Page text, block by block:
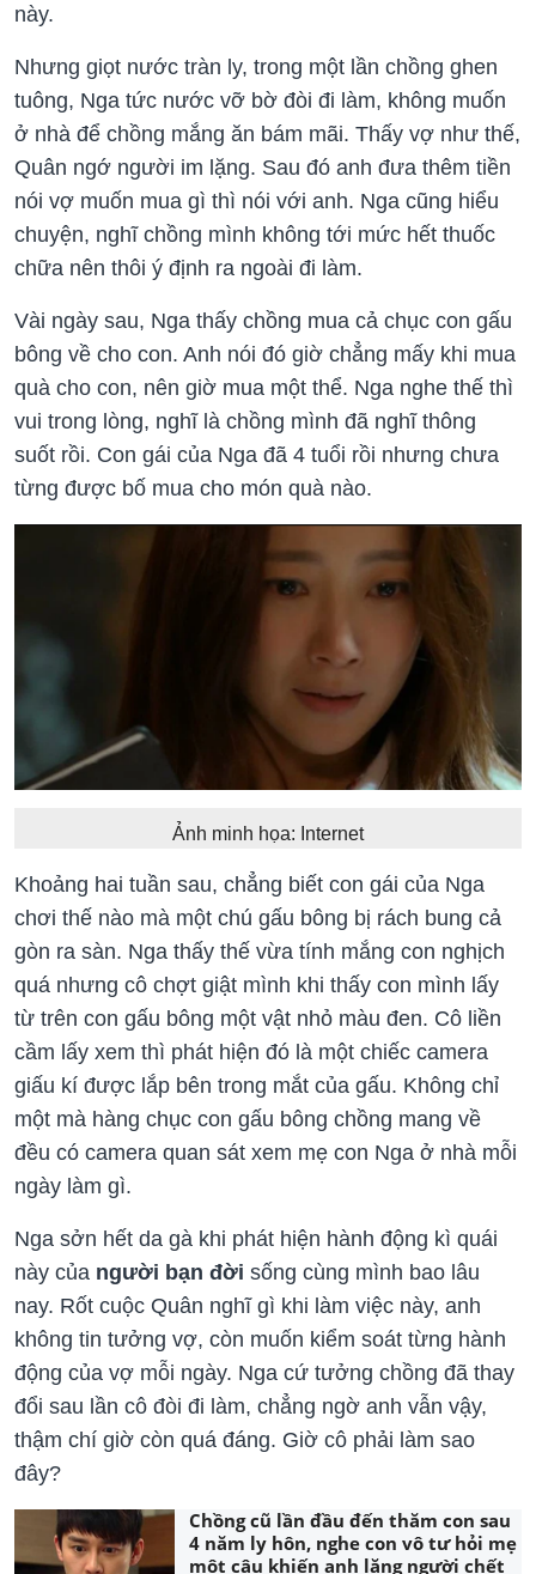
này.
Nhưng giọt nước tràn ly, trong một lần chồng ghen
tuông, Nga tức nước vỡ bờ đòi đi làm, không muốn
ở nhà để chồng mắng ăn bám mãi. Thấy vợ như thế,
Quân ngớ người im lặng. Sau đó anh đưa thêm tiền
nói vợ muốn mua gì thì nói với anh. Nga cũng hiểu
chuyện, nghĩ chồng mình không tới mức hết thuốc
chữa nên thôi ý định ra ngoài đi làm.
Vài ngày sau, Nga thấy chồng mua cả chục con gấu
bông về cho con. Anh nói đó giờ chẳng mấy khi mua
quà cho con, nên giờ mua một thể. Nga nghe thế thì
vui trong lòng, nghĩ là chồng mình đã nghĩ thông
suốt rồi. Con gái của Nga đã 4 tuổi rồi nhưng chưa
từng được bố mua cho món quà nào.
Ảnh minh họa: Internet
Khoảng hai tuần sau, chẳng biết con gái của Nga
chơi thế nào mà một chú gấu bông bị rách bung cả
gòn ra sàn. Nga thấy thế vừa tính mắng con nghịch
quá nhưng cô chợt giật mình khi thấy con mình lấy
từ trên con gấu bông một vật nhỏ màu đen. Cô liền
cầm lấy xem thì phát hiện đó là một chiếc camera
giấu kí được lắp bên trong mắt của gấu. Không chỉ
một mà hàng chục con gấu bông chồng mang về
đều có camera quan sát xem mẹ con Nga ở nhà mỗi
ngày làm gì.
Nga sởn hết da gà khi phát hiện hành động kì quái
này của người bạn đời sống cùng mình bao lâu
nay. Rốt cuộc Quân nghĩ gì khi làm việc này, anh
không tin tưởng vợ, còn muốn kiểm soát từng hành
động của vợ mỗi ngày. Nga cứ tưởng chồng đã thay
đổi sau lần cô đòi đi làm, chẳng ngờ anh vẫn vậy,
thậm chí giờ còn quá đáng. Giờ cô phải làm sao
đây?
Chồng cũ lần đầu đến thăm con sau
4 năm ly hôn, nghe con vô tư hỏi mẹ
một câu khiến anh lặng người chết